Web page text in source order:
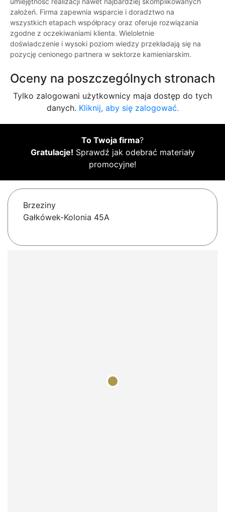
założeń. Firma zapewnia wsparcie i doradztwo na
wszystkich etapach współpracy oraz oferuje rozwiązania
zgodne z oczekiwaniami klienta. Wieloletnie
doświadczenie i wysoki poziom wiedzy przekładają się na
pozycję cenionego partnera w sektorze kamieniarskim.
Oceny na poszczególnych stronach
Tylko zalogowani użytkownicy maja dostęp do tych
danych. Kliknij, aby się zalogować.
To Twoja firma?
Gratulacje! Sprawdź jak odebrać materiały
promocyjne!
Brzeziny
Gałkówek-Kolonia 45A